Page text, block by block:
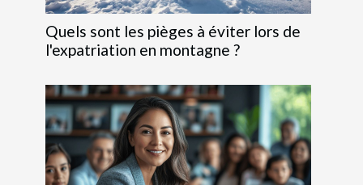
Quels sont les pièges à éviter lors de
l'expatriation en montagne ?